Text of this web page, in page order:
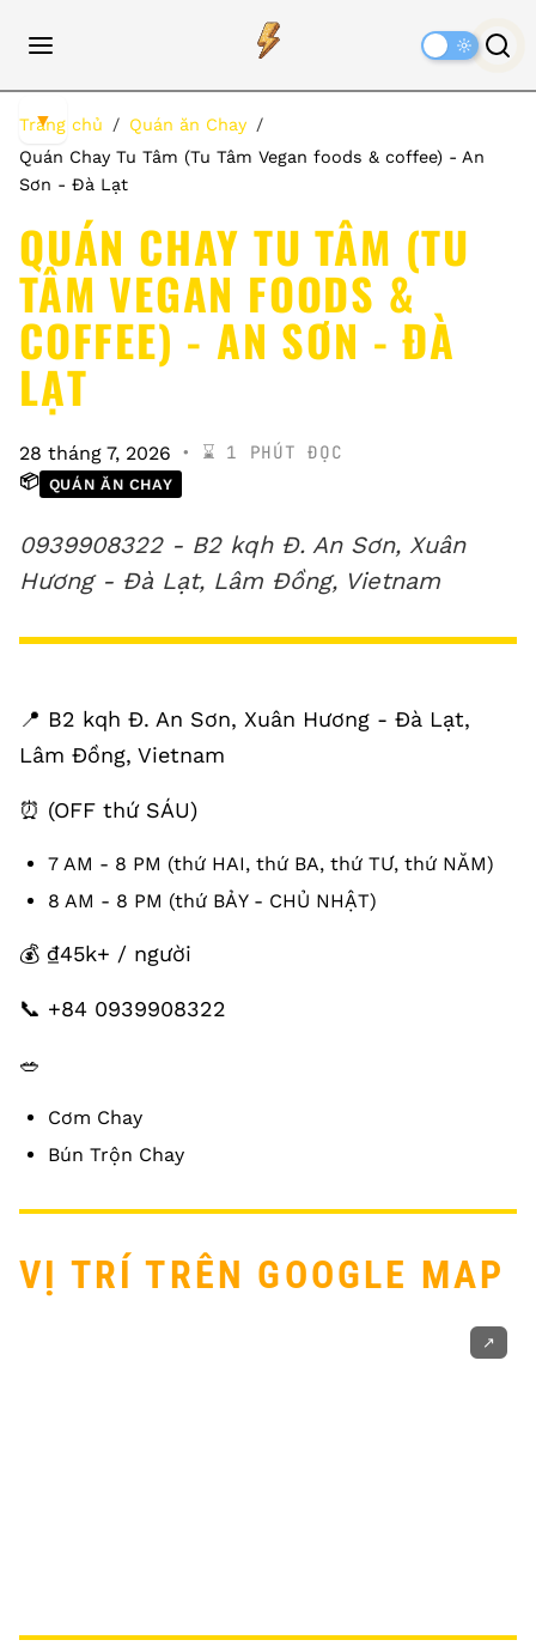
Trang chủ
Quán ăn Chay
Quán Chay Tu Tâm (Tu Tâm Vegan foods & coffee) - An
Sơn - Đà Lạt
QUÁN CHAY TU TÂM (TU
TÂM VEGAN FOODS &
COFFEE) - AN SƠN - ĐÀ
LẠT
28 tháng 7, 2026 ⌛️ 1 PHÚT ĐỌC
📦 QUÁN ĂN CHAY
0939908322 - B2 kqh Đ. An Sơn, Xuân
Hương - Đà Lạt, Lâm Đồng, Vietnam
📍 B2 kqh Đ. An Sơn, Xuân Hương - Đà Lạt,
Lâm Đồng, Vietnam
⏰ (OFF thứ SÁU)
7 AM - 8 PM (thứ HAI, thứ BA, thứ TƯ, thứ NĂM)
8 AM - 8 PM (thứ BẢY - CHỦ NHẬT)
💰 ₫45k+ / người
📞 +84 0939908322
🥗
Cơm Chay
Bún Trộn Chay
VỊ TRÍ TRÊN GOOGLE MAP
↗️
▼